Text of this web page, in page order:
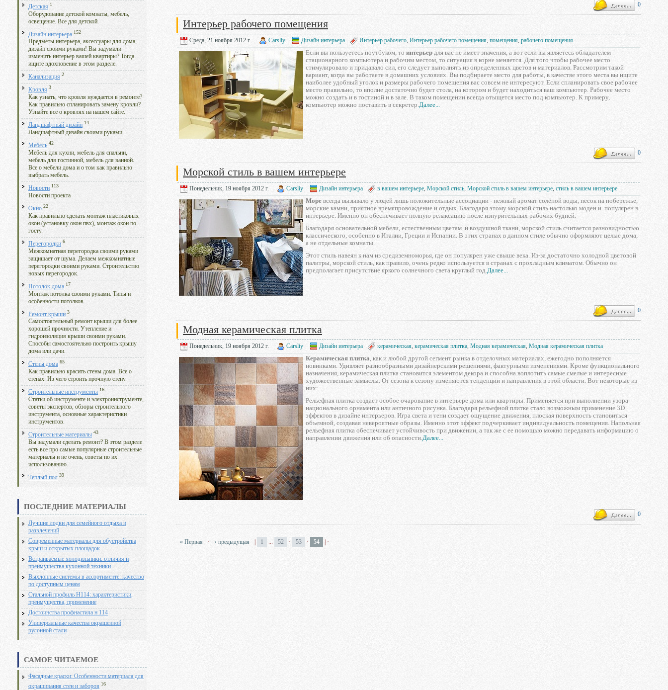
Детская 1
Оборудование детской комнаты, мебель,
освещение. Все для детской.
Дизайн интерьера 152
Предметы интерьера, аксессуары для дома,
дизайн своими руками! Вы задумали
изменить интерьер вашей квартиры? Тогда
ищите вдохновение в этом разделе.
Канализация 2
Кровля 3
Как узнать, что кровля нуждается в ремонте?
Как правильно спланировать замену кровли?
Узнайте все о кровлях на нашем сайте.
Ландшафтный дизайн 14
Ландшафтный дизайн своими руками.
Мебель 42
Мебель для кухни, мебель для спальни,
мебель для гостинной, мебель для ванной.
Все о мебели дома и о том как правильно
выбрать мебель.
Новости 113
Новости проекта
Окно 22
Как правильно сделать монтаж пластиковых
окон (установку окон пвх), монтаж окон по
госту.
Перегородки 6
Межкомнатная перегородка своими руками
защищает от шума. Делаем межкомнатные
перегородки своими руками. Строительство
новых перегородок.
Потолок дома 17
Монтаж потолка своими руками. Типы и
особенности потолков.
Ремонт крыши 3
Самостоятельный ремонт крыши для более
хорошей прочности. Утепление и
гидроизоляция крыши своими руками.
Способы самостоятельно построить крышу
дома или дачи.
Стены дома 65
Как правильно красить стены дома. Все о
стенах. Из чего строить прочную стену.
Строительные инструменты 16
Статьи об инструменте и электроинструменте,
советы экспертов, обзоры строительного
инструмента, основные характеристики
инструментов.
Строительные материалы 43
Вы задумали сделать ремонт? В этом разделе
есть все про самые популярные строительные
материалы и не очень, советы по их
использованию.
Теплый пол 39
ПОСЛЕДНИЕ МАТЕРИАЛЫ
Лучшие лодки для семейного отдыха и
развлечений
Современные материалы для обустройства
крыш и открытых площадок
Встраиваемые холодильники: отличия и
преимущества кухонной техники
Выхлопные системы в ассортименте: качество
по доступным ценам
Стальной профиль Н114: характеристики,
преимущества, применение
Достоинства профнастила н 114
Универсальные качества окрашенной
рулонной стали
САМОЕ ЧИТАЕМОЕ
Фасадные краски: Особенности материала для
окрашивания стен и заборов 16
0
Интерьер рабочего помещения
Среда, 21 ноября 2012 г. Carsliy Дизайн интерьера Интерьер рабочего, Интерьер рабочего помещения, помещения, рабочего помещения
Если вы пользуетесь ноутбуком, то интерьер для вас не имеет значения, а вот если вы являетесь обладателем
стационарного компьютера и рабочим местом, то ситуация в корне меняется. Для того чтобы рабочее место
стимулировало и придавало сил, его следует выполнять из определенных цветов и материалов. Рассмотрим такой
вариант, когда вы работаете в домашних условиях. Вы подбираете место для работы, в качестве этого места вы ищите
наиболее удобный уголок и размеры рабочего помещения вас совсем не интересуют. Если спланировать свое рабочее
место правильно, то вполне достаточно будет стола, на котором и будет находиться ваш компьютер. Рабочее место
можно создать и в гостиной и в зале. В таком помещении всегда отыщется место под компьютер. К примеру,
компьютер можно поставить в секретер.Далее...
0
Морской стиль в вашем интерьере
Понедельник, 19 ноября 2012 г. Carsliy Дизайн интерьера в вашем интерьере, Морской стиль, Морской стиль в вашем интерьере, стиль в вашем интерьере
Море всегда вызывало у людей лишь положительные ассоциации - нежный аромат солёной воды, песок на побережье,
морские камни, приятное времяпровождение и отдых. Благодаря этому морской стиль настолько моден и популярен в
интерьере. Именно он обеспечивает полную релаксацию после изнурительных рабочих будней.
Благодаря основательной мебели, естественным цветам и воздушной ткани, морской стиль считается разновидностью
классического, особенно в Италии, Греции и Испании. В этих странах в данном стиле обычно оформляют целые дома,
а не отдельные комнаты.
Этот стиль навеян к нам из средиземноморья, где он популярен уже свыше века. Из-за достаточно холодной цветовой
палитры, морской стиль, как правило, очень редко используется в странах с прохладным климатом. Обычно он
предполагает присутствие яркого солнечного света круглый год.Далее...
0
Модная керамическая плитка
Понедельник, 19 ноября 2012 г. Carsliy Дизайн интерьера керамическая, керамическая плитка, Модная керамическая, Модная керамическая плитка
Керамическая плитка, как и любой другой сегмент рынка в отделочных материалах, ежегодно пополняется
новинками. Удивляет разнообразными дизайнерскими решениями, фактурными изменениями. Кроме функционального
назначения, керамическая плитка становится элементом декора и способна воплотить самые смелые и интересные
художественные замыслы. От сезона к сезону изменяются тенденции и направления в этой области. Вот некоторые из
них:
Рельефная плитка создает особое очарование в интерьере дома или квартиры. Применяется при выполнении узора
национального орнамента или античного рисунка. Благодаря рельефной плитке стало возможным применение 3D
эффектов в дизайне интерьеров. Игра света и тени создает ощущение движения, плоская поверхность становиться
объемной, создавая невероятные образы. Именно этот эффект подчеркивает индивидуальность помещения. Напольная
рельефная плитка обеспечивает устойчивость при движении, а так же с ее помощью можно передавать информацию о
направлении движения или об опасности.Далее...
0
« Первая · ‹ предыдущая 1 ... 52 · 53 · 54 ·